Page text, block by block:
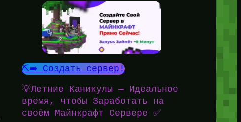
⛏️➡️ Создать сервер!
💡Летние Каникулы — Идеальное
время, чтобы Заработать на
своём Майнкрафт Сервере ✅